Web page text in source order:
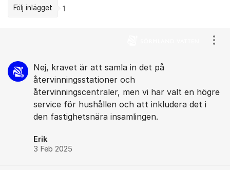
Följ inlägget 1
Nej, kravet är att samla in det på
återvinningsstationer och
återvinningscentraler, men vi har valt en högre
service för hushållen och att inkludera det i
den fastighetsnära insamlingen.
Erik
3 Feb 2025